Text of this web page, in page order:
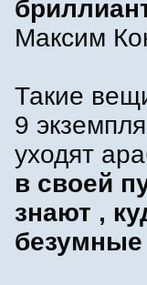
Максим
Такие
9
уходят
в своей
знают ,
безумные